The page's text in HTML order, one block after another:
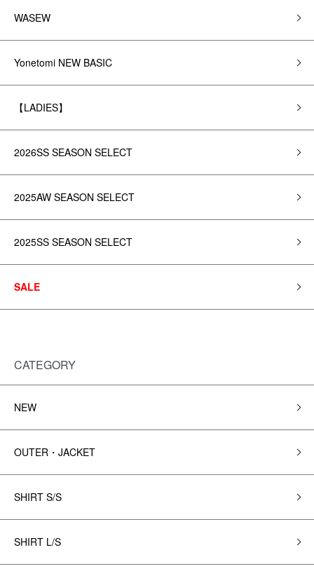
WASEW
Yonetomi NEW BASIC
【LADIES】
2026SS SEASON SELECT
2025AW SEASON SELECT
2025SS SEASON SELECT
SALE
CATEGORY
NEW
OUTER・JACKET
SHIRT S/S
SHIRT L/S